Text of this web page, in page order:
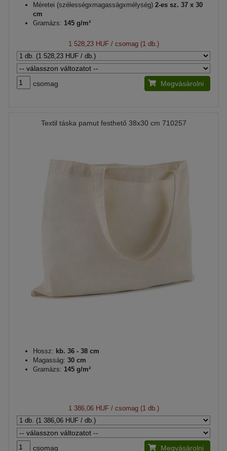
Méretei (szélességxmagasságxmélység) 2-es sz. 37 x 30
cm
Gramázs: 145 g/m²
1 528,23 HUF/ csomag (1 db.)
csomag Megvásárolni
Textil táska pamut festhető 38x30 cm 710257
Hossz: kb. 36 - 38 cm
Magasság: 30 cm
Gramázs: 145 g/m²
1 386,06 HUF/ csomag (1 db.)
csomag Megvásárolni